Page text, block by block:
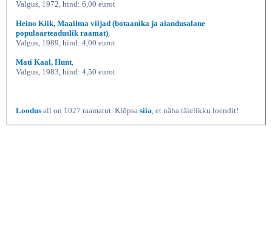
Valgus, 1972, hind: 6,00 eurot
Heino Kiik, Maailma viljad (botaanika ja aiandusalane
populaarteaduslik raamat)
Valgus, 1989, hind: 4,00 eurot
Mati Kaal, Hunt
Valgus, 1983, hind: 4,50 eurot
Loodus all on 1027 raamatut. Klõpsa siia , et näha täielikku loendit!